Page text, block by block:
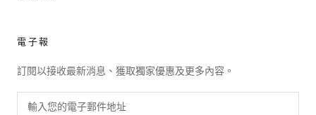
電子報
訂閱以接收最新消息、獲取獨家優惠及更多內容。